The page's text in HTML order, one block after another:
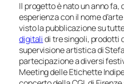
Il progetto è nato un anno fa,
esperienza con il nome
visto la pubblicazione su
digitalidi tre singoli, prodotti
supervisione artistica di
partecipazione a diversi
Meeting delle Etichette